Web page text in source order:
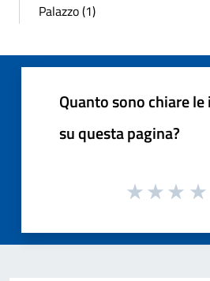
Palazzo (1)
Quanto sono chiare
su questa pagina?